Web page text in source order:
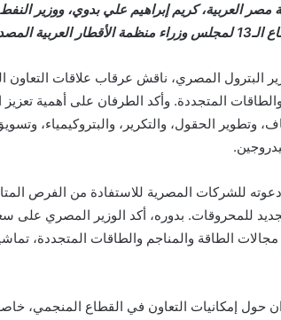
مصر العربية، كريم إبراهيم علي بدوي، ووزير
في العاصمة الكويتية.
البترول المصري، ناقش عرقاب علاقات التعاون
والطاقات المتجددة. وأكد الطرفان على أهمية
وتطوير الحقول، والتكرير، والبتروكيمياء،
للشركات المصرية للاستفادة من الفرص
للمحروقات. بدوره، أكد الوزير المصري على
الطاقة والمناجم والطاقات المتجددة،
حول إمكانيات التعاون في القطاع المنجمي،